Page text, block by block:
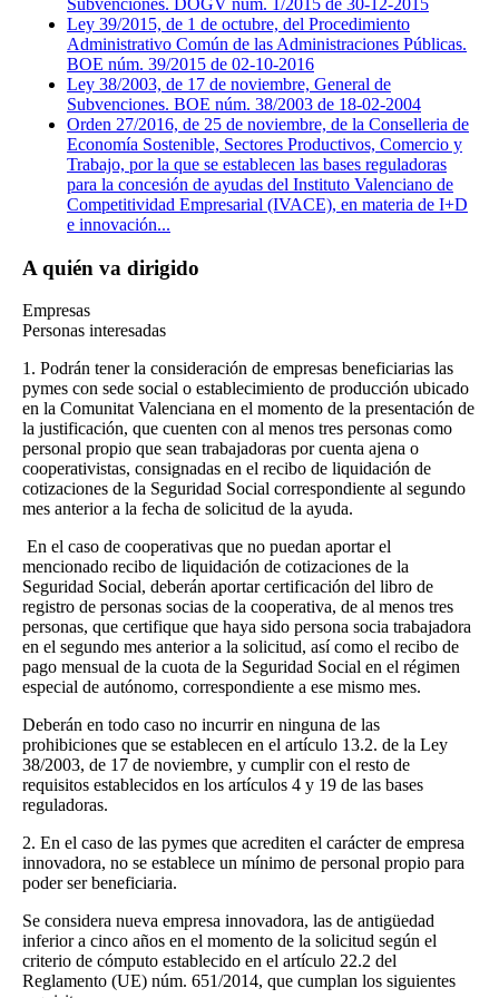
Ley 39/2015, de 1 de octubre, del Procedimiento
Administrativo Común de las Administraciones Públicas.
BOE núm. 39/2015 de 02-10-2016
Ley 38/2003, de 17 de noviembre, General de
Subvenciones. BOE núm. 38/2003 de 18-02-2004
Orden 27/2016, de 25 de noviembre, de la Conselleria de
Economía Sostenible, Sectores Productivos, Comercio y
Trabajo, por la que se establecen las bases reguladoras
para la concesión de ayudas del Instituto Valenciano de
Competitividad Empresarial (IVACE), en materia de I+D
e innovación...
A quién va dirigido
Empresas
Personas interesadas
1. Podrán tener la consideración de empresas beneficiarias las
pymes con sede social o establecimiento de producción ubicado
en la Comunitat Valenciana en el momento de la presentación de
la justificación, que cuenten con al menos tres personas como
personal propio que sean trabajadoras por cuenta ajena o
cooperativistas, consignadas en el recibo de liquidación de
cotizaciones de la Seguridad Social correspondiente al segundo
mes anterior a la fecha de solicitud de la ayuda.
En el caso de cooperativas que no puedan aportar el
mencionado recibo de liquidación de cotizaciones de la
Seguridad Social, deberán aportar certificación del libro de
registro de personas socias de la cooperativa, de al menos tres
personas, que certifique que haya sido persona socia trabajadora
en el segundo mes anterior a la solicitud, así como el recibo de
pago mensual de la cuota de la Seguridad Social en el régimen
especial de autónomo, correspondiente a ese mismo mes.
Deberán en todo caso no incurrir en ninguna de las
prohibiciones que se establecen en el artículo 13.2. de la Ley
38/2003, de 17 de noviembre, y cumplir con el resto de
requisitos establecidos en los artículos 4 y 19 de las bases
reguladoras.
2. En el caso de las pymes que acrediten el carácter de empresa
innovadora, no se establece un mínimo de personal propio para
poder ser beneficiaria.
Se considera nueva empresa innovadora, las de antigüedad
inferior a cinco años en el momento de la solicitud según el
criterio de cómputo establecido en el artículo 22.2 del
Reglamento (UE) núm. 651/2014, que cumplan los siguientes